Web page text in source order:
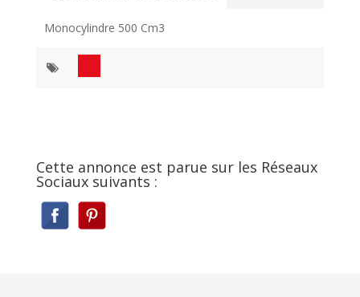
Monocylindre 500 Cm3
Cette annonce est parue sur les Réseaux
Sociaux suivants :